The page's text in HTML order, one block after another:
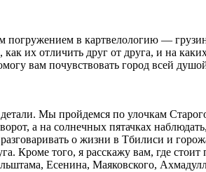
погружением в картвелологию —
их отличить друг от друга, и на
вам почувствовать город всей
Мы пройдемся по улочкам
а на солнечных пятачках
о жизни в Тбилиси и
Кроме того, я расскажу вам, где
Есенина, Маяковского,